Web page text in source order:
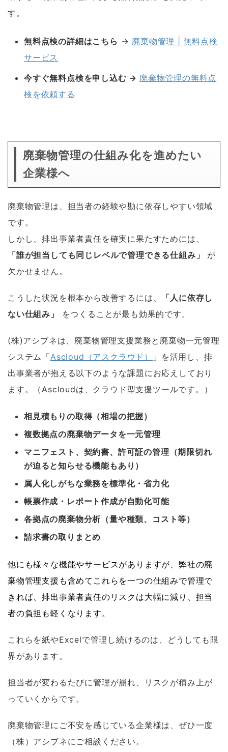
す。
無料点検の詳細はこちら → 廃棄物管理 | 無料点検
サービス
今すぐ無料点検を申し込む → 廃棄物管理の無料点
検を依頼する
廃棄物管理の仕組み化を進めたい
企業様へ
廃棄物管理は、担当者の経験や勘に依存しやすい領域
です。
しかし、排出事業者責任を確実に果たすためには、
「誰が担当しても同じレベルで管理できる仕組み」
が
欠かせません。
こうした状況を根本から改善するには、
「人に依存し
ない仕組み」
をつくることが最も効果的です。
(株)アシブネは、廃棄物管理支援業務と廃棄物一元管理
システム「Ascloud（アスクラウド）
」を活用し、排
出事業者が抱える以下のような課題にお応えしており
ます。（Ascloudは、クラウド型支援ツールです。）
相見積もりの取得（相場の把握）
複数拠点の廃棄物データを一元管理
マニフェスト、契約書、許可証の管理（期限切れ
が迫ると知らせる機能もあり）
属人化しがちな業務を標準化・省力化
帳票作成・レポート作成が自動化可能
各拠点の廃棄物分析（量や種類、コスト等）
請求書の取りまとめ
他にも様々な機能やサービスがありますが、弊社の廃
棄物管理支援も含めてこれらを一つの仕組みで管理で
きれば、排出事業者責任のリスクは大幅に減り、担当
者の負担も軽くなります。
これらを紙やExcelで管理し続けるのは、どうしても限
界があります。
担当者が変わるたびに管理が崩れ、リスクが積み上が
っていくからです。
廃棄物管理にご不安を感じている企業様は、ぜひ一度
（株）アシブネにご相談ください。